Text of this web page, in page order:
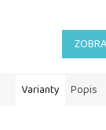
Varianty Popis